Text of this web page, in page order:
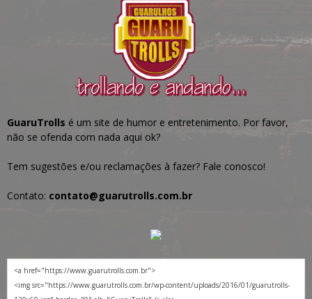
GuaruTrolls é um site de humor e entretenimento. Por favor,
não se ofenda com nada aqui ok?
Tem sugestões e/ou reclamações à fazer? Fale conosco!
Contato: contato@guarutrolls.com.br